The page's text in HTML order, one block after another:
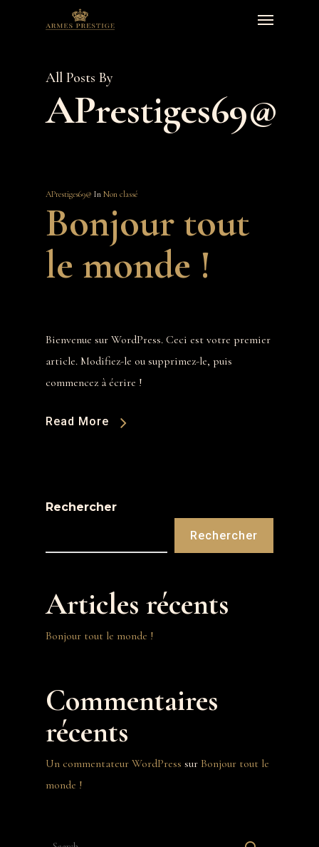
Menu
All Posts By
APrestiges69@
APrestiges69@ In Non classé
Bonjour tout
le monde !
Bienvenue sur WordPress. Ceci est votre premier
article. Modifiez-le ou supprimez-le, puis
commencez à écrire !
Read More
Rechercher
Rechercher
Articles récents
Bonjour tout le monde !
Commentaires
récents
Un commentateur WordPress sur Bonjour tout le
monde !